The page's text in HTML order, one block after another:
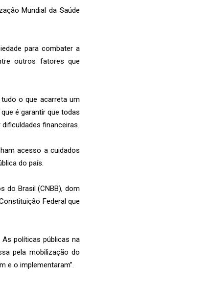
Mundial da Saúde
para combater a
outros fatores que
o que acarreta um
é garantir que todas
financeiras.
acesso a cuidados
do país.
do Brasil (CNBB), dom
Federal que
políticas públicas na
pela mobilização do
e o implementaram”.